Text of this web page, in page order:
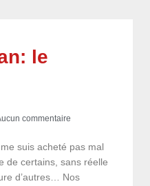
le
commentaire
suis acheté pas mal
de certains, sans réelle
d’autres… Nos